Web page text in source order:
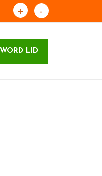
+ -
WORD LID